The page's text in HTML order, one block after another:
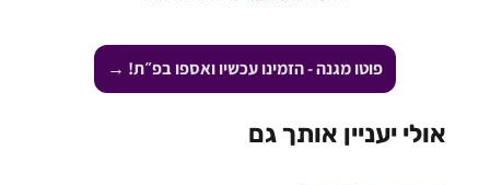
פוטו מגנה - הזמינו עכשיו ואספו בפ״ת! →
אולי יעניין אותך גם